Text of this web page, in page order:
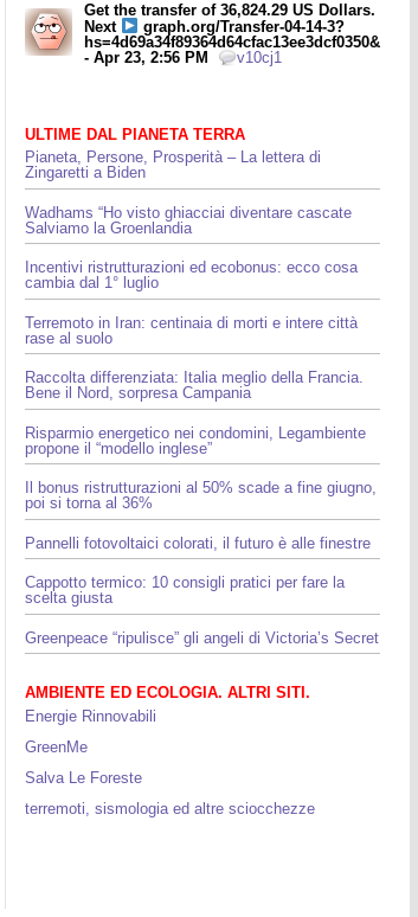
Get the transfer of 36,824.29 US Dollars.
Next
graph.org/Transfer-04-14-3?
hs=4d69a34f89364d64cfac13ee3dcf0350&
- Apr 23, 2:56 PM
v10cj1
ULTIME DAL PIANETA TERRA
Pianeta, Persone, Prosperità – La lettera di
Zingaretti a Biden
Wadhams “Ho visto ghiacciai diventare cascate
Salviamo la Groenlandia
Incentivi ristrutturazioni ed ecobonus: ecco cosa
cambia dal 1° luglio
Terremoto in Iran: centinaia di morti e intere città
rase al suolo
Raccolta differenziata: Italia meglio della Francia.
Bene il Nord, sorpresa Campania
Risparmio energetico nei condomini, Legambiente
propone il “modello inglese”
Il bonus ristrutturazioni al 50% scade a fine giugno,
poi si torna al 36%
Pannelli fotovoltaici colorati, il futuro è alle finestre
Cappotto termico: 10 consigli pratici per fare la
scelta giusta
Greenpeace “ripulisce” gli angeli di Victoria’s Secret
AMBIENTE ED ECOLOGIA. ALTRI SITI.
Energie Rinnovabili
GreenMe
Salva Le Foreste
terremoti, sismologia ed altre sciocchezze